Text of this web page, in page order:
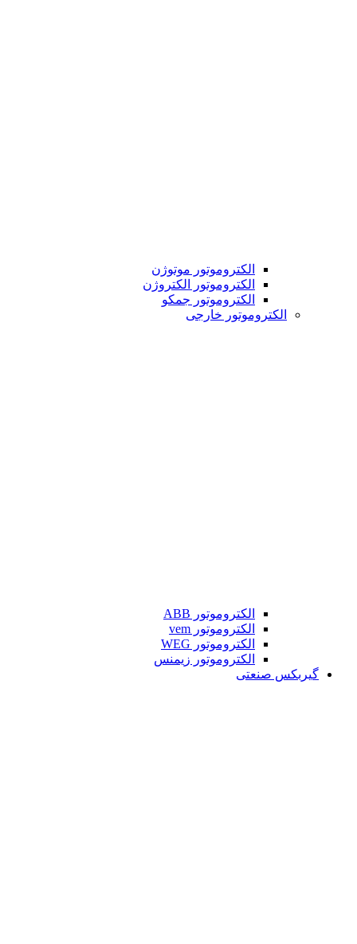
الکتروموتور موتوژن
الکتروموتور الکتروژن
الکتروموتور جمکو
الکتروموتور خارجی
الکتروموتور ABB
الکتروموتور vem
الکتروموتور WEG
الکتروموتور زیمنس
گیربکس صنعتی